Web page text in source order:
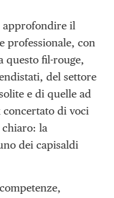
approfondire il
professionale, con
questo fil-rouge,
del settore
e di quelle ad
di voci
chiaro: la
dei capisaldi